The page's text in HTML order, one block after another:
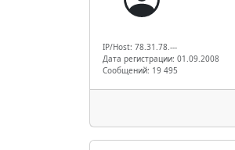
IP/Host: 78.31.78.---
Дата регистрации: 01.09.2008
Сообщений: 19 495